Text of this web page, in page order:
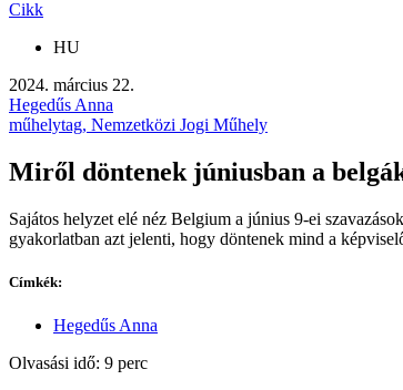
Cikk
HU
2024. március 22.
Hegedűs Anna
műhelytag, Nemzetközi Jogi Műhely
Miről döntenek júniusban a
Sajátos helyzet elé néz Belgium a június 9-ei
gyakorlatban azt jelenti, hogy döntenek mind a
Címkék:
Hegedűs Anna
Olvasási idő: 9 perc